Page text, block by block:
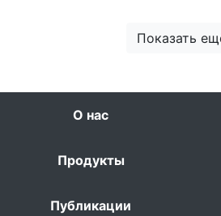
Показать
О нас
Продукты
Публикации